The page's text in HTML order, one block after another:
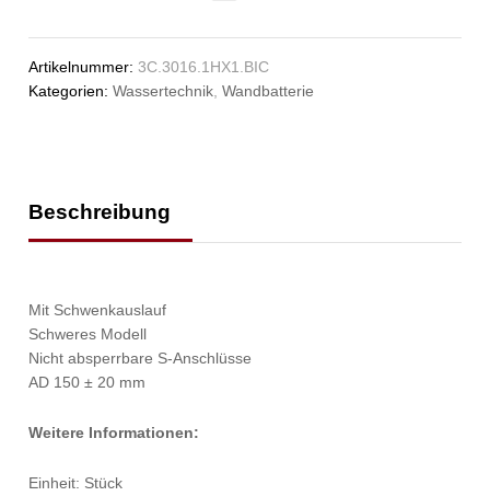
Artikelnummer:3C.3016.1HX1.BIC
Kategorien:Wassertechnik,Wandbatterie
Beschreibung
Mit Schwenkauslauf
Schweres Modell
Nicht absperrbare S-Anschlüsse
AD 150 ± 20 mm
Weitere Informationen:
Einheit: Stück